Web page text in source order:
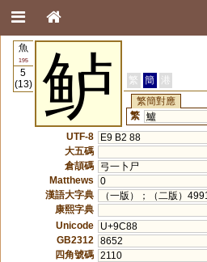
魚
195
5
(13)
鲈 繁 簡
港
繁簡對應
繁 鱸
UTF-8
E9 B2 88
大五碼
倉頡碼
弓一卜尸
Matthews
0
漢語大字典
（一版）；（二版）
康熙字典
Unicode
U+9C88
GB2312
8652
四角號碼 2110